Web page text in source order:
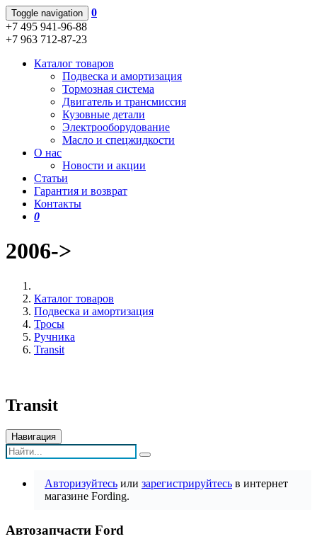
Toggle navigation
0
+7 495 941-96-88
+7 963 712-87-23
Каталог товаров
Подвеска и амортизация
Тормозная система
Двигатель и трансмиссия
Кузовные детали
Электрооборудование
Масло и спецжидкости
О нас
Новости и акции
Статьи
Гарантия и возврат
Контакты
0
2006->
Каталог товаров
Подвеска и амортизация
Тросы
Ручника
Transit
Transit
Навигация
Авторизуйтесь или зарегистрируйтесь в интернет
магазине Fording.
Автозапчасти Ford